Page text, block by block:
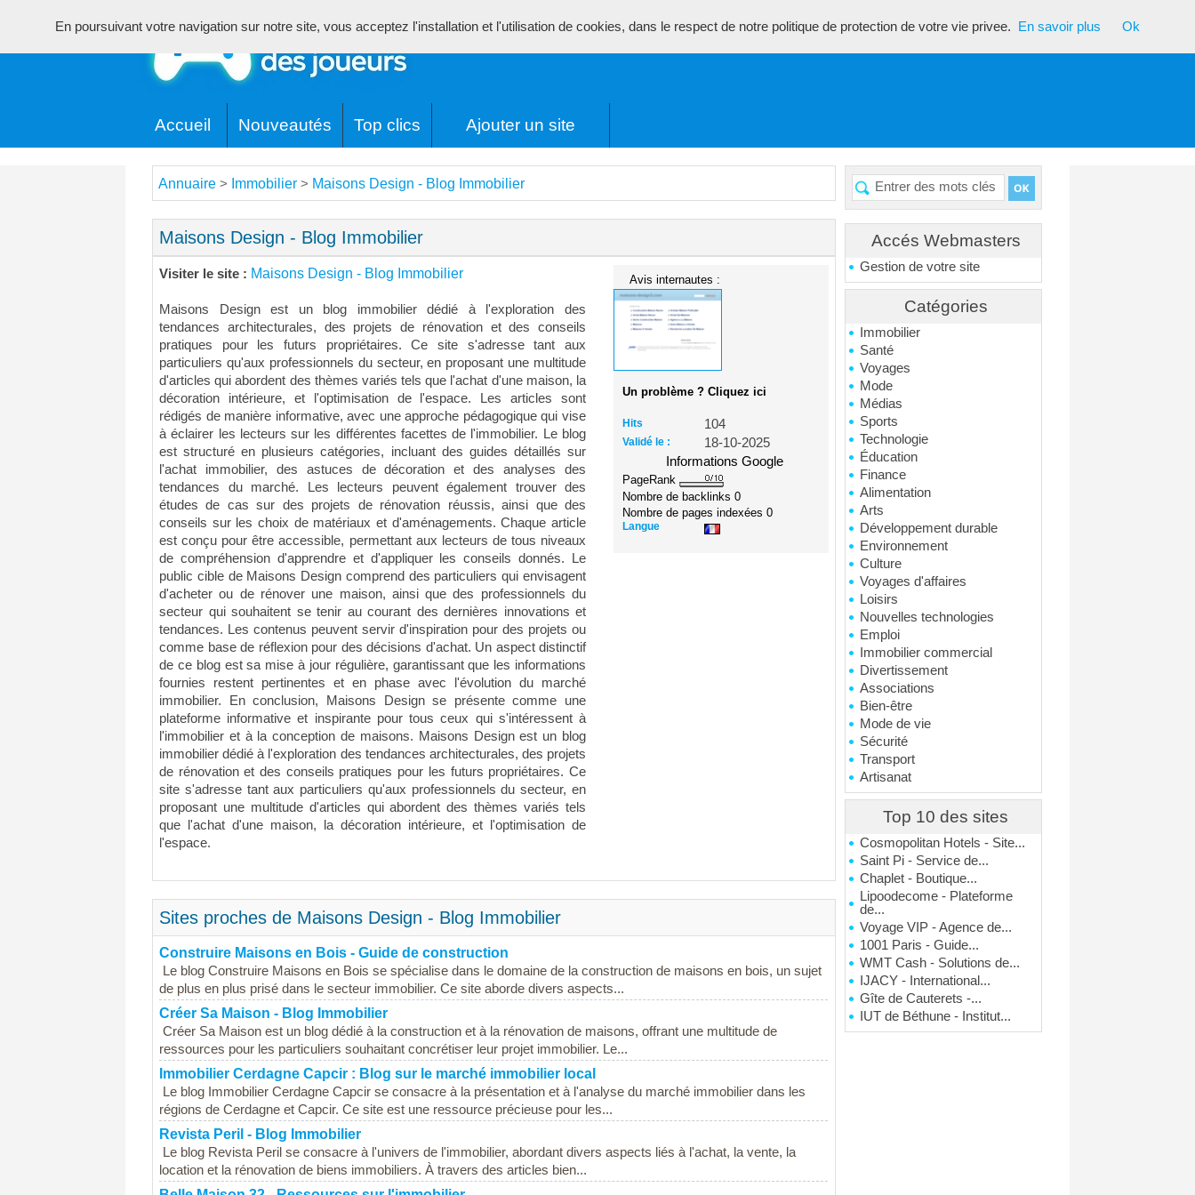
Accueil Nouveautés Top clics Ajouter un site
Accés Webmasters
Gestion de votre site
Catégories
Immobilier
Santé
Voyages
Mode
Médias
Sports
Technologie
Éducation
Finance
Alimentation
Arts
Développement durable
Environnement
Culture
Voyages d'affaires
Loisirs
Nouvelles technologies
Emploi
Immobilier commercial
Divertissement
Associations
Bien-être
Mode de vie
Sécurité
Transport
Artisanat
Top 10 des sites
Cosmopolitan Hotels - Site...
Saint Pi - Service de...
Chaplet - Boutique...
Lipoodecome - Plateforme
de...
Voyage VIP - Agence de...
1001 Paris - Guide...
WMT Cash - Solutions de...
IJACY - International...
Gîte de Cauterets -...
IUT de Béthune - Institut...
Annuaire > Immobilier > Maisons Design - Blog Immobilier
Maisons Design - Blog Immobilier
Visiter le site : Maisons Design - Blog Immobilier
Maisons Design est un blog immobilier dédié à l'exploration des
tendances architecturales, des projets de rénovation et des conseils
pratiques pour les futurs propriétaires. Ce site s'adresse tant aux
particuliers qu'aux professionnels du secteur, en proposant une multitude
d'articles qui abordent des thèmes variés tels que l'achat d'une maison, la
décoration intérieure, et l'optimisation de l'espace. Les articles sont
rédigés de manière informative, avec une approche pédagogique qui vise
à éclairer les lecteurs sur les différentes facettes de l'immobilier. Le blog
est structuré en plusieurs catégories, incluant des guides détaillés sur
l'achat immobilier, des astuces de décoration et des analyses des
tendances du marché. Les lecteurs peuvent également trouver des
études de cas sur des projets de rénovation réussis, ainsi que des
conseils sur les choix de matériaux et d'aménagements. Chaque article
est conçu pour être accessible, permettant aux lecteurs de tous niveaux
de compréhension d'apprendre et d'appliquer les conseils donnés. Le
public cible de Maisons Design comprend des particuliers qui envisagent
d'acheter ou de rénover une maison, ainsi que des professionnels du
secteur qui souhaitent se tenir au courant des dernières innovations et
tendances. Les contenus peuvent servir d'inspiration pour des projets ou
comme base de réflexion pour des décisions d'achat. Un aspect distinctif
de ce blog est sa mise à jour régulière, garantissant que les informations
fournies restent pertinentes et en phase avec l'évolution du marché
immobilier. En conclusion, Maisons Design se présente comme une
plateforme informative et inspirante pour tous ceux qui s'intéressent à
l'immobilier et à la conception de maisons. Maisons Design est un blog
immobilier dédié à l'exploration des tendances architecturales, des projets
de rénovation et des conseils pratiques pour les futurs propriétaires. Ce
site s'adresse tant aux particuliers qu'aux professionnels du secteur, en
proposant une multitude d'articles qui abordent des thèmes variés tels
que l'achat d'une maison, la décoration intérieure, et l'optimisation de
l'espace.
Avis internautes :
Un problème ? Cliquez ici
Hits 104
Validé le :
18-10-2025
Informations Google
PageRank
Nombre de backlinks0
Nombre de pages indexées0
Langue
Sites proches de Maisons Design - Blog Immobilier
Construire Maisons en Bois - Guide de construction
Le blog Construire Maisons en Bois se spécialise dans le domaine de la construction de maisons en bois, un sujet
de plus en plus prisé dans le secteur immobilier. Ce site aborde divers aspects...
Créer Sa Maison - Blog Immobilier
Créer Sa Maison est un blog dédié à la construction et à la rénovation de maisons, offrant une multitude de
ressources pour les particuliers souhaitant concrétiser leur projet immobilier. Le...
Immobilier Cerdagne Capcir : Blog sur le marché immobilier local
Le blog Immobilier Cerdagne Capcir se consacre à la présentation et à l'analyse du marché immobilier dans les
régions de Cerdagne et Capcir. Ce site est une ressource précieuse pour les...
Revista Peril - Blog Immobilier
Le blog Revista Peril se consacre à l'univers de l'immobilier, abordant divers aspects liés à l'achat, la vente, la
location et la rénovation de biens immobiliers. À travers des articles bien...
En poursuivant votre navigation sur notre site, vous acceptez l'installation et l'utilisation de cookies, dans le respect de notre politique de protection de votre vie privee. En savoir plus Ok